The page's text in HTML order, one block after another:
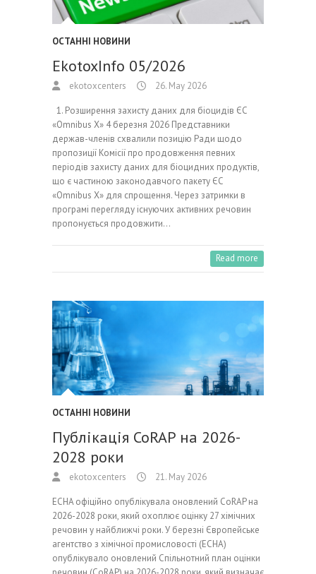
ОСТАННІ НОВИНИ
EkotoxInfo 05/2026
ekotoxcenters 26. May 2026
1. Розширення захисту даних для біоцидів ЄС
«Omnibus X» 4 березня 2026 Представники
держав-членів схвалили позицію Ради щодо
пропозиції Комісії про продовження певних
періодів захисту даних для біоцидних продуктів,
що є частиною законодавчого пакету ЄС
«Omnibus X» для спрощення. Через затримки в
програмі перегляду існуючих активних речовин
пропонується продовжити…
Read more
ОСТАННІ НОВИНИ
Публікація CoRAP на 2026-
2028 роки
ekotoxcenters 21. May 2026
ECHA офіційно опублікувала оновлений CoRAP на
2026-2028 роки, який охоплює оцінку 27 хімічних
речовин у найближчі роки. У березні Європейське
агентство з хімічної промисловості (ECHA)
опублікувало оновлений Спільнотний план оцінки